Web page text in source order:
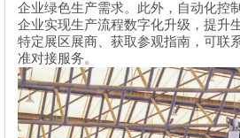
企业绿色生产需求。此外，自动化控
企业实现生产流程数字化升级，提升
特定展区展商、获取参观指南，可联
准对接服务。